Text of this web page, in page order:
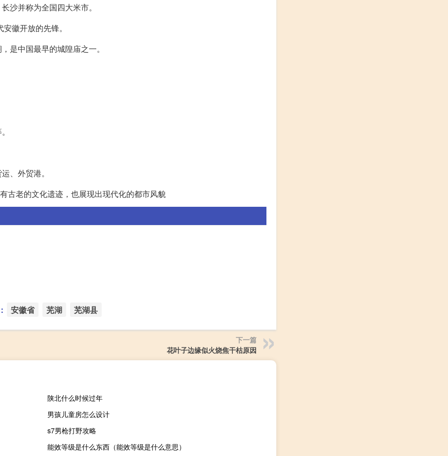
沙并称为全国四大米市。
徽开放的先锋。
是中国最早的城隍庙之一。
、外贸港。
古老的文化遗迹，也展现出现代化的都市风貌
安徽省 芜湖 芜湖县
下一篇
花叶子边缘似火烧焦干枯原因
陕北什么时候过年
男孩儿童房怎么设计
s7男枪打野攻略
能效等级是什么东西（能效等级是什么意思）